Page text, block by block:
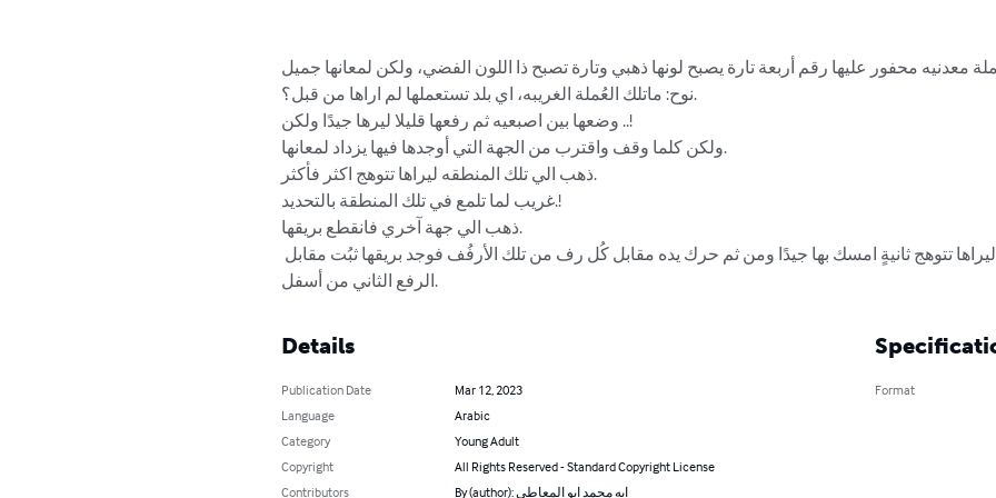
معدنيه محفور عليها رقم أربعة تارة يصبح لونها ذهبي وتارة تصبح ذا اللون الفضي، ولكن لمعانها جميل.
نوح: ماتلك العُملة الغريبه، اي بلد تستعملها لم اراها من قبل؟.
وضعها بين اصبعيه ثم رفعها قليلا ليرها جيدًا ولكن ..!
ولكن كلما وقف واقترب من الجهة التي أوجدها فيها يزداد لمعانها.
ذهب الي تلك المنطقه ليراها تتوهج اكثر فأكثر.
غريب لما تلمع في تلك المنطقة بالتحديد.!
ذهب الي جهة آخري فانقطع بريقها.
تتوهج ثانيةٍ امسك بها جيدًا ومن ثم حرك يده مقابل كُل رف من تلك الأرفُف فوجد بريقها ثبُت مقابل
الرفع الثاني من أسفل.
Details
Publication Date
Mar 12, 2023
Language
Arabic
Category
Young Adult
Copyright
All Rights Reserved - Standard Copyright License
Contributors
By (author): ايه محمد ابو المعاطى
Format